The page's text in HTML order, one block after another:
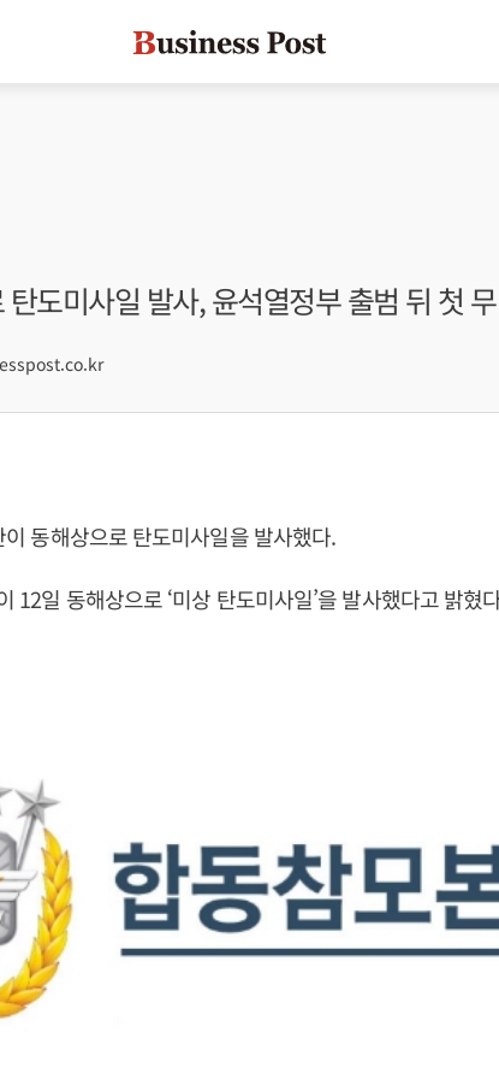
도미사일 발사, 윤석열정부 출범 뒤 첫
동해상으로 탄도미사일을 발사했다.
12일 동해상으로 ‘미상 탄도미사일’을 발사했다고 밝혔